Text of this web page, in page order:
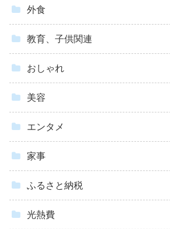
外食
教育、子供関連
おしゃれ
美容
エンタメ
家事
ふるさと納税
光熱費